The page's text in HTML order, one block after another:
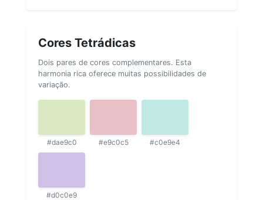
Cores Tetrádicas
Dois pares de cores complementares. Esta
harmonia rica oferece muitas possibilidades de
variação.
#dae9c0 #e9c0c5 #c0e9e4
#d0c0e9